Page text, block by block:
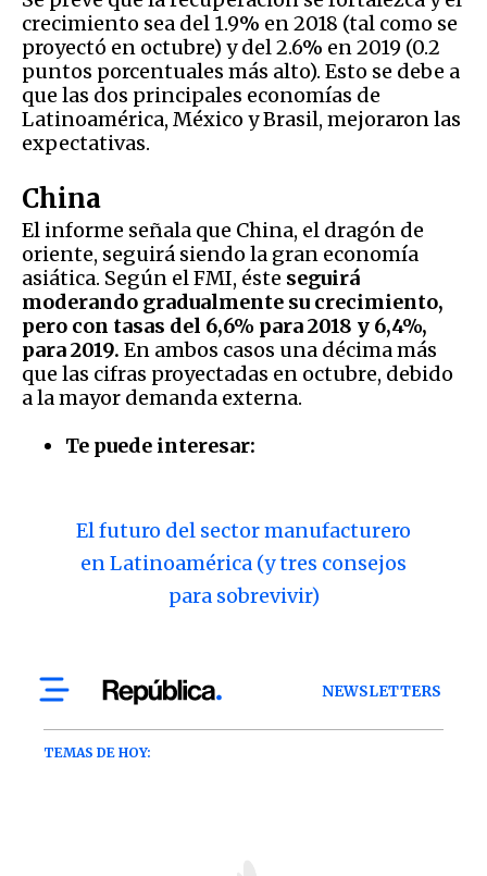
crecimiento sea del 1.9% en 2018 (tal como se
proyectó en octubre) y del 2.6% en 2019 (0.2
puntos porcentuales más alto). Esto se debe a
que las dos principales economías de
Latinoamérica, México y Brasil, mejoraron las
expectativas.
China
El informe señala que China, el dragón de
oriente, seguirá siendo la gran economía
asiática. Según el FMI, éste seguirá
moderando gradualmente su crecimiento,
pero con tasas del 6,6% para 2018 y 6,4%,
para 2019. En ambos casos una décima más
que las cifras proyectadas en octubre, debido
a la mayor demanda externa.
Te puede interesar:
El futuro del sector manufacturero
en Latinoamérica (y tres consejos
para sobrevivir)